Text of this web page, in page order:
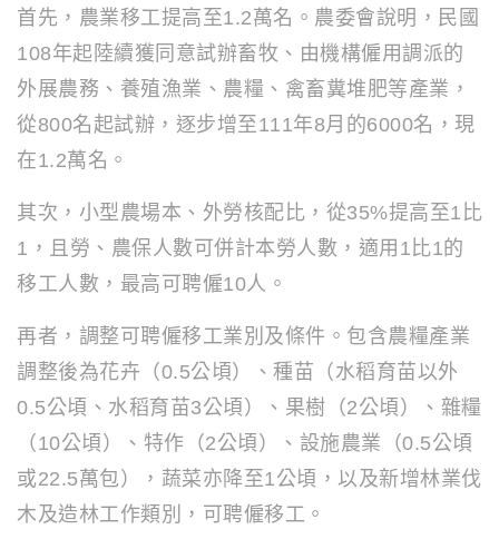
首先，農業移工提高至1.2萬名。農委會說明，民國
108年起陸續獲同意試辦畜牧、由機構僱用調派的
外展農務、養殖漁業、農糧、禽畜糞堆肥等產業，
從800名起試辦，逐步增至111年8月的6000名，現
在1.2萬名。
其次，小型農場本、外勞核配比，從35%提高至1比
1，且勞、農保人數可併計本勞人數，適用1比1的
移工人數，最高可聘僱10人。
再者，調整可聘僱移工業別及條件。包含農糧產業
調整後為花卉（0.5公頃）、種苗（水稻育苗以外
0.5公頃、水稻育苗3公頃）、果樹（2公頃）、雜糧
（10公頃）、特作（2公頃）、設施農業（0.5公頃
或22.5萬包），蔬菜亦降至1公頃，以及新增林業伐
木及造林工作類別，可聘僱移工。